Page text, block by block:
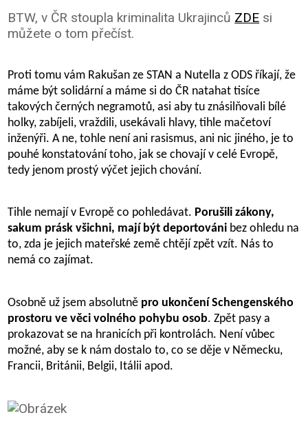
BTW, v ČR stoupla kriminalita Ukrajinců ZDE si
můžete o tom přečíst.
Proti tomu vám Rakušan ze STAN a Nutella z ODS říkají, že
máme být solidární a máme si do ČR natahat tisíce
takových černých negramotů, asi aby tu znásilňovali bílé
holky, zabíjeli, vraždili, usekávali hlavy, tihle mačetoví
inženýři. A ne, tohle není ani rasismus, ani nic jiného, je to
pouhé konstatování toho, jak se chovají v celé Evropě,
tedy jenom prostý výčet jejich chování.
Tihle nemají v Evropě co pohledávat. Porušili zákony,
sakum prásk všichni, mají být deportováni bez ohledu na
to, zda je jejich mateřské země chtějí zpět vzít. Nás to
nemá co zajímat.
Osobně už jsem absolutně pro ukončení Schengenského
prostoru ve věci volného pohybu osob. Zpět pasy a
prokazovat se na hranicích při kontrolách. Není vůbec
možné, aby se k nám dostalo to, co se děje v Německu,
Francii, Británii, Belgii, Itálii apod.